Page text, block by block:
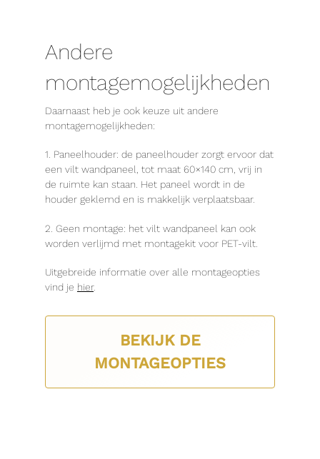
Andere
montagemogelijkheden
Daarnaast heb je ook keuze uit andere
montagemogelijkheden:
1. Paneelhouder: de paneelhouder zorgt ervoor dat
een vilt wandpaneel, tot maat 60×140 cm, vrij in
de ruimte kan staan. Het paneel wordt in de
houder geklemd en is makkelijk verplaatsbaar.
2. Geen montage: het vilt wandpaneel kan ook
worden verlijmd met montagekit voor PET-vilt.
Uitgebreide informatie over alle montageopties
vind je hier.
BEKIJK DE
MONTAGEOPTIES